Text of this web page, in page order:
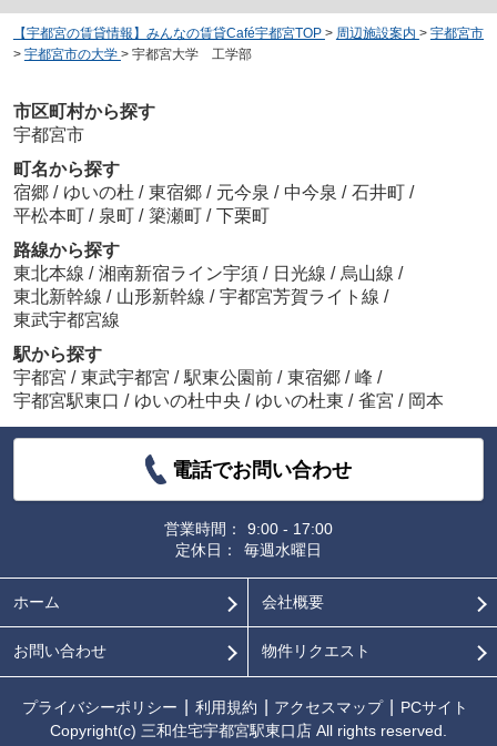
【宇都宮の賃貸情報】みんなの賃貸Café宇都宮TOP > 周辺施設案内 > 宇都宮市
> 宇都宮市の大学 > 宇都宮大学 工学部
市区町村から探す
宇都宮市
町名から探す
宿郷 / ゆいの杜 / 東宿郷 / 元今泉 / 中今泉 / 石井町 /
平松本町 / 泉町 / 簗瀬町 / 下栗町
路線から探す
東北本線 / 湘南新宿ライン宇須 / 日光線 / 烏山線 /
東北新幹線 / 山形新幹線 / 宇都宮芳賀ライト線 /
東武宇都宮線
駅から探す
宇都宮 / 東武宇都宮 / 駅東公園前 / 東宿郷 / 峰 /
宇都宮駅東口 / ゆいの杜中央 / ゆいの杜東 / 雀宮 / 岡本
電話でお問い合わせ
営業時間：
9:00 - 17:00
定休日：
毎週水曜日
ホーム 会社概要
お問い合わせ 物件リクエスト
プライバシーポリシー 利用規約 アクセスマップ
PCサイト
Copyright(c) 三和住宅宇都宮駅東口店 All rights reserved.